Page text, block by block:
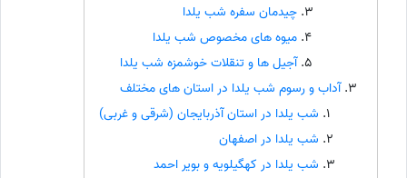
چیدمان سفره شب یلدا
میوه های مخصوص شب یلدا
آجیل ها و تنقلات خوشمزه شب یلدا
آداب و رسوم شب یلدا در استان های مختلف
شب یلدا در استان آذربایجان (شرقی و غربی)
شب یلدا در اصفهان
شب یلدا در کهگیلویه و بویر احمد